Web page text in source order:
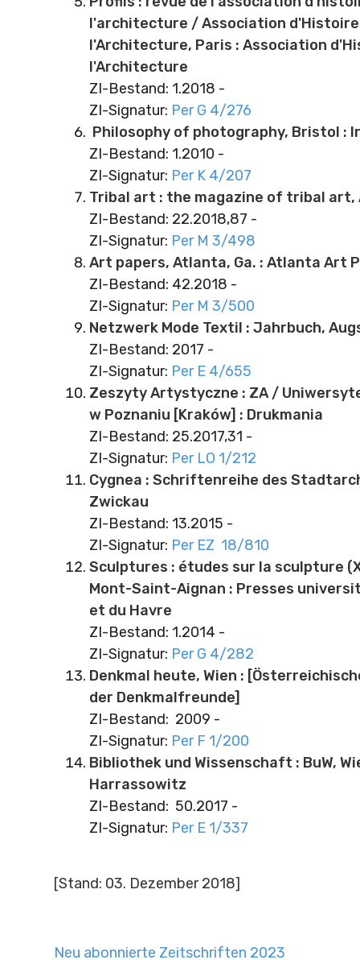
l'architecture / Association
l'Architecture, Paris : Association
l'Architecture
ZI-Bestand: 1.2018 -
ZI-Signatur: Per G 4/276
Philosophy of photography, Bristol :
ZI-Bestand: 1.2010 -
ZI-Signatur: Per K 4/207
Tribal art : the magazine of tribal art,
ZI-Bestand: 22.2018,87 -
ZI-Signatur: Per M 3/498
Art papers, Atlanta, Ga. : Atlanta Art
ZI-Bestand: 42.2018 -
ZI-Signatur: Per M 3/500
Netzwerk Mode Textil : Jahrbuch,
ZI-Bestand: 2017 -
ZI-Signatur: Per E 4/655
Zeszyty Artystyczne : ZA /
w Poznaniu [Kraków] : Drukmania
ZI-Bestand: 25.2017,31 -
ZI-Signatur: Per LO 1/212
Cygnea : Schriftenreihe des
Zwickau
ZI-Bestand: 13.2015 -
ZI-Signatur: Per EZ 18/810
Sculptures : études sur la sculpture
Mont-Saint-Aignan : Presses
et du Havre
ZI-Bestand: 1.2014 -
ZI-Signatur: Per G 4/282
Denkmal heute, Wien :
der Denkmalfreunde]
ZI-Bestand: 2009 -
ZI-Signatur: Per F 1/200
Bibliothek und Wissenschaft : BuW,
Harrassowitz
ZI-Bestand: 50.2017 -
ZI-Signatur: Per E 1/337
[Stand: 03. Dezember 2018]
Neu abonnierte Zeitschriften 2023